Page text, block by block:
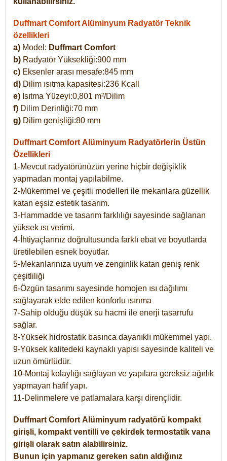
Duffmart Comfort Alüminyum Radyatör Teknik
özellikleri
a) Model: Duffmart Comfort
b) Radyatör Yüksekliği:900 mm
c) Eksenler arası mesafe:845 mm
d) Dilim ısıtma kapasitesi:236 Kcall
e) Isıtma Yüzeyi:0,801 m²/Dilim
f) Dilim Derinliği:70 mm
g) Dilim genişliği:80 mm
Duffmart Comfort Alüminyum Radyatörlerin Üstün
Özellikleri
1-Mevcut radyatörünüzün yerine hiçbir değişiklik
yapmadan montaj yapılabilme.
2-Mükemmel ve çeşitli modelleri ile mekanlara güzellik
katan eşsiz estetik tasarım.
3-Hammadde ve tasarım farklılığı sayesinde sağlanan
yüksek ısı verimi.
4-İhtiyaçlarınız doğrultusunda farklı ebat ve boyutlarda
üretilebilen esnek boyutlar.
5-Mekanlarınıza uyum ve zenginlik katan geniş renk
çeşitliliği
6-Özgün tasarımı sayesinde homojen ısı dağılımı
sağlayarak elde edilen konforlu ısınma
7-Sahip olduğu düşük su hacmi ile enerji tasarrufu
sağlar.
8-Yüksek hidrostatik basınca dayanıklı mükemmel yapı.
9-Yüksek kalitedeki kaynaklı yapısı sayesinde kaliteli ve
uzun ömürlüdür.
10-Montaj kolaylığı sağlayan ve yapılara gereksiz ağırlık
yapmayan hafif yapı.
11-Delinmelere ve patlamalara karşı dirençlidir.
Duffmart Comfort Alüminyum radyatörü kompakt
girişli, kompakt ventilli ve çekirdek termostatik vana
girişli olarak satın alabilirsiniz.
Bunun için yapmanız gereken satın aldığınız